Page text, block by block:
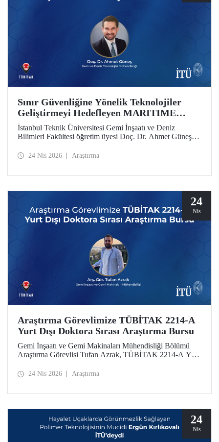
Sınır Güvenliğine Yönelik Teknolojiler
Geliştirmeyi Hedefleyen MARITIME
Projesine AB’den Destek
İstanbul Teknik Üniversitesi Gemi İnşaatı ve Deniz
Bilimleri Fakültesi öğretim üyesi Doç. Dr. Ahmet Güneş’in
Avrupa Programı kapsamında destek almaya hak kazandı.
24 Nis 2026 Araştırma
24
Nis
Araştırma Görevlimize TÜBİTAK 2214-A
Yurt Dışı Doktora Sırası Araştırma Bursu
Gemi İnşaatı ve Gemi Makinaları Mühendisliği Bölümü
Araştırma Görevlisi Tufan Azrak, TÜBİTAK 2214-A Yurt
desteklenmeye hak kazandı.
24 Nis 2026 Araştırma
24
Nis